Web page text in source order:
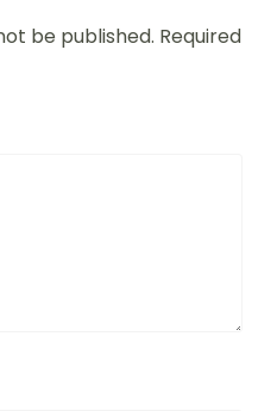
be published. Required